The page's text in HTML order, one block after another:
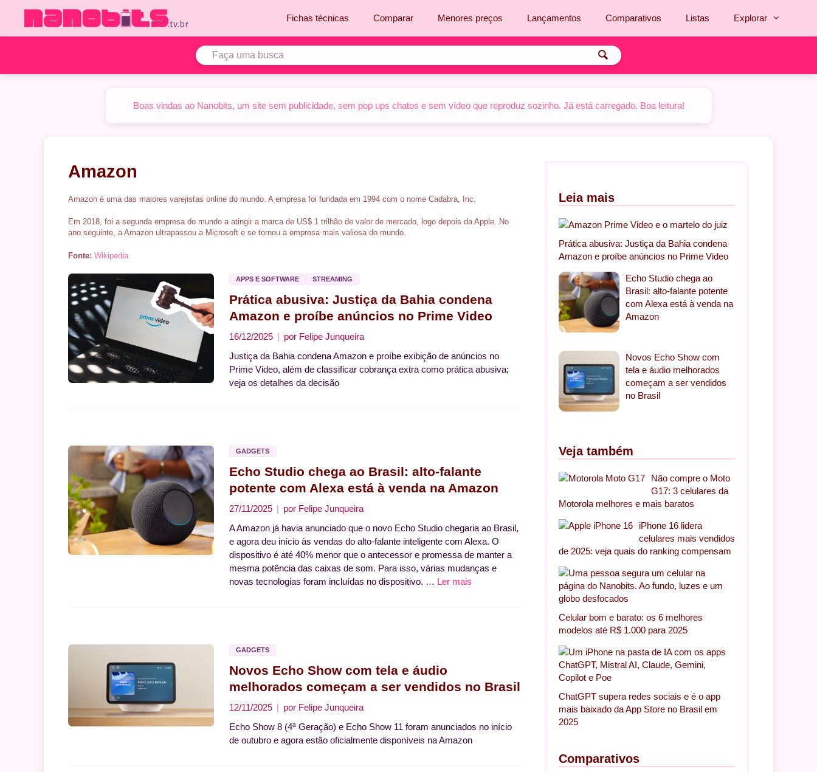
o
Fichas técnicas Comparar Menores preços Lançamentos Comparativos Listas Explorar
Boas vindas ao Nanobits, um site sem publicidade, sem pop ups chatos e sem vídeo que reproduz sozinho. Já está carregado. Boa leitura!
Amazon
Amazon é uma das maiores varejistas online do mundo. A empresa foi fundada em 1994 com o nome Cadabra, Inc.
Em 2018, foi a segunda empresa do mundo a atingir a marca de US$ 1 trilhão de valor de mercado, logo depois da Apple. No
ano seguinte, a Amazon ultrapassou a Microsoft e se tornou a empresa mais valiosa do mundo.
Fonte: Wikipedia
APPS E SOFTWARE STREAMING
Prática abusiva: Justiça da Bahia condena
Amazon e proíbe anúncios no Prime Video
16/12/2025 por Felipe Junqueira
Justiça da Bahia condena Amazon e proíbe exibição de anúncios no
Prime Video, além de classificar cobrança extra como prática abusiva;
veja os detalhes da decisão
GADGETS
Echo Studio chega ao Brasil: alto-falante
potente com Alexa está à venda na Amazon
27/11/2025 por Felipe Junqueira
A Amazon já havia anunciado que o novo Echo Studio chegaria ao Brasil,
e agora deu início às vendas do alto-falante inteligente com Alexa. O
dispositivo é até 40% menor que o antecessor e promessa de manter a
mesma potência das caixas de som. Para isso, várias mudanças e
novas tecnologias foram incluídas no dispositivo. … Ler mais
GADGETS
Novos Echo Show com tela e áudio
melhorados começam a ser vendidos no Brasil
12/11/2025 por Felipe Junqueira
Echo Show 8 (4ª Geração) e Echo Show 11 foram anunciados no início
de outubro e agora estão oficialmente disponíveis na Amazon
Leia mais
Prática abusiva: Justiça da Bahia condena
Amazon e proíbe anúncios no Prime Video
Echo Studio chega ao
Brasil: alto-falante potente
com Alexa está à venda na
Amazon
Novos Echo Show com
tela e áudio melhorados
começam a ser vendidos
no Brasil
Veja também
Não compre o Moto
G17: 3 celulares da
Motorola melhores e mais baratos
iPhone 16 lidera
celulares mais vendidos
de 2025: veja quais do ranking compensam
Celular bom e barato: os 6 melhores
modelos até R$ 1.000 para 2025
ChatGPT supera redes sociais e é o app
mais baixado da App Store no Brasil em
2025
Comparativos